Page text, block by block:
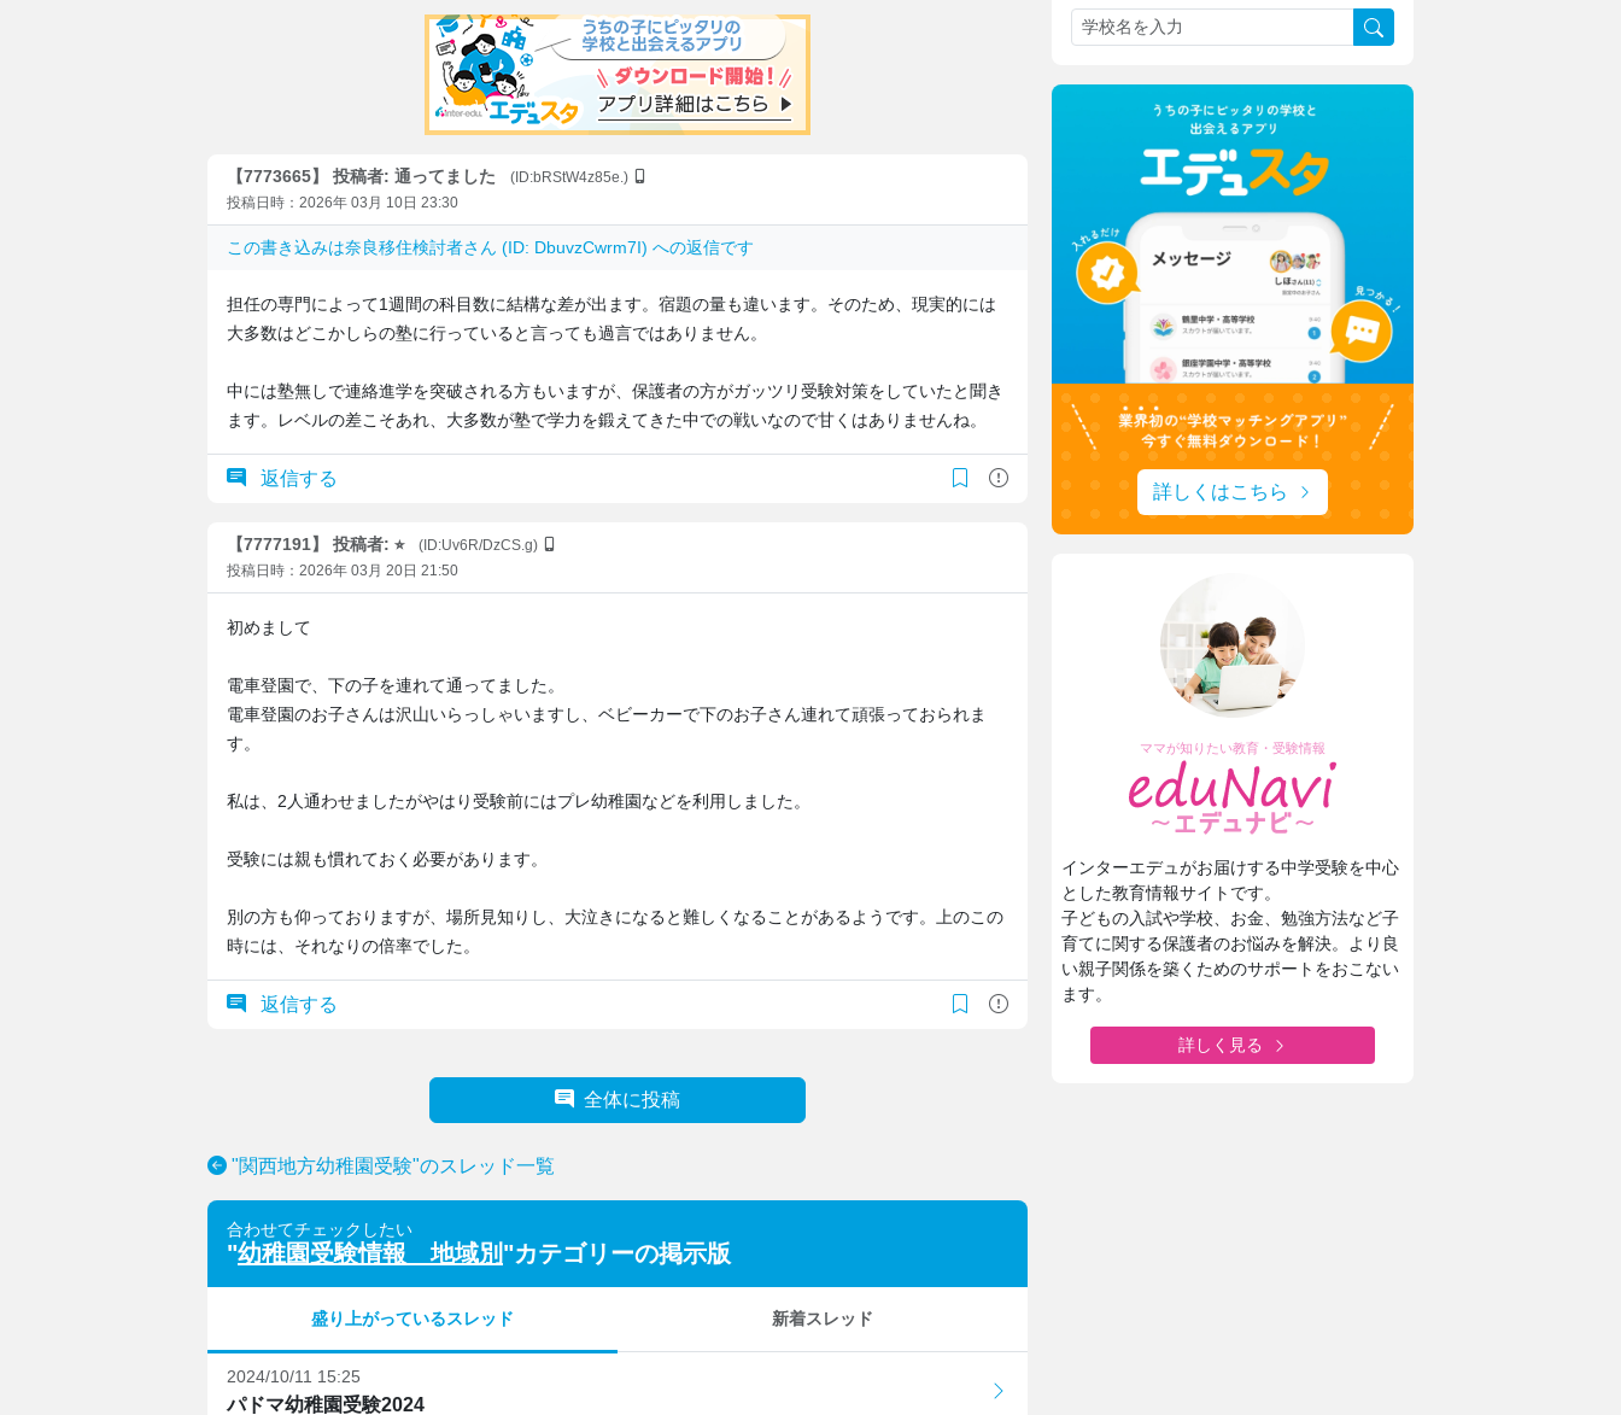
【7773665】 投稿者: 通ってました
(ID:bRStW4z85e.)
投稿日時：2026年 03月 10日 23:30
この書き込みは奈良移住検討者さん (ID: DbuvzCwrm7I) への返信です
担任の専門によって1週間の科目数に結構な差が出ます。宿題の量も違います。そのため、現実的には
大多数はどこかしらの塾に行っていると言っても過言ではありません。
中には塾無しで連絡進学を突破される方もいますが、保護者の方がガッツリ受験対策をしていたと聞き
ます。レベルの差こそあれ、大多数が塾で学力を鍛えてきた中での戦いなので甘くはありませんね。
返信する
【7777191】 投稿者: ⭐︎
(ID:Uv6R/DzCS.g)
投稿日時：2026年 03月 20日 21:50
初めまして
電車登園で、下の子を連れて通ってました。
電車登園のお子さんは沢山いらっしゃいますし、ベビーカーで下のお子さん連れて頑張っておられま
す。
私は、2人通わせましたがやはり受験前にはプレ幼稚園などを利用しました。
受験には親も慣れておく必要があります。
別の方も仰っておりますが、場所見知りし、大泣きになると難しくなることがあるようです。上のこの
時には、それなりの倍率でした。
返信する
全体に投稿
"関西地方幼稚園受験"のスレッド一覧
合わせてチェックしたい
"幼稚園受験情報 地域別 "カテゴリーの掲示版
盛り上がっているスレッド 新着スレッド
2024/10/11 15:25
パドマ幼稚園受験2024
詳しくはこちら
ママが知りたい教育・受験情報
インターエデュがお届けする中学受験を中心
とした教育情報サイトです。
子どもの入試や学校、お金、勉強方法など子
育てに関する保護者のお悩みを解決。より良
い親子関係を築くためのサポートをおこない
ます。
詳しく見る